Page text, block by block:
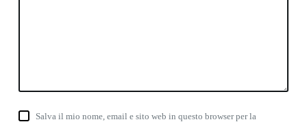
Salva il mio nome, email e sito web in questo browser per la